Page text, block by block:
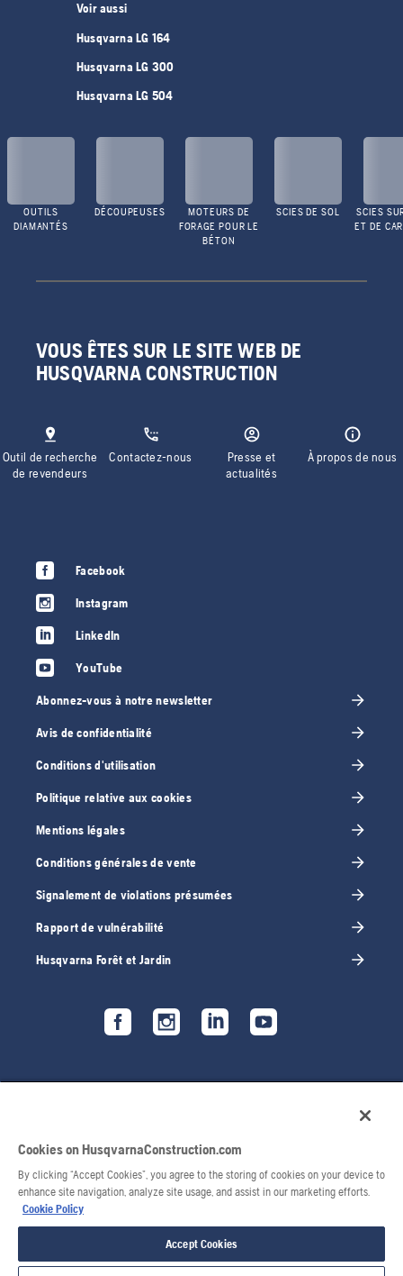
Voir aussi
Husqvarna LG 164
Husqvarna LG 300
Husqvarna LG 504
OUTILS
DIAMANTÉS
DÉCOUPEUSES
MOTEURS DE
FORAGE POUR LE
BÉTON
SCIES DE SOL
SCIES
ET DE
VOUS ÊTES SUR LE SITE WEB DE
HUSQVARNA CONSTRUCTION
Outil de recherche
de revendeurs
Contactez-nous
Presse et
actualités
À propos de nous
Facebook
Instagram
LinkedIn
YouTube
Abonnez-vous à notre newsletter
Avis de confidentialité
Conditions d'utilisation
Politique relative aux cookies
Mentions légales
Conditions générales de vente
Signalement de violations présumées
Rapport de vulnérabilité
Husqvarna Forêt et Jardin
© 2026 Husqvarna AB. Tous droits réservés.
Cookies on HusqvarnaConstruction.com
By clicking “Accept Cookies”, you agree to the storing of cookies on your device to
enhance site navigation, analyze site usage, and assist in our marketing efforts.
Cookie Policy
Accept Cookies